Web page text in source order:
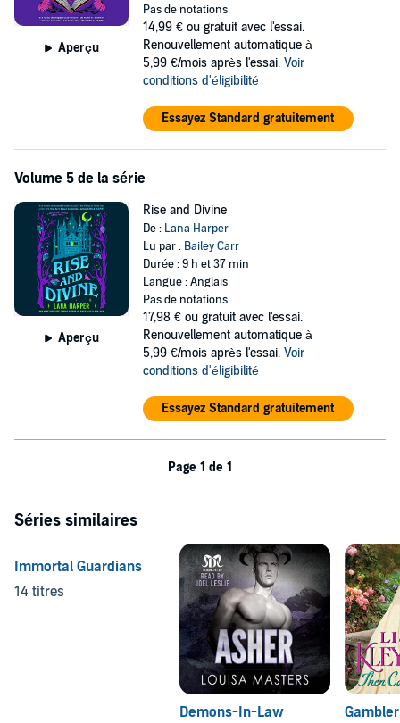
Aperçu
Pas de notations
14,99 € ou gratuit avec l'essai.
Renouvellement automatique à
5,99 €/mois après l'essai. Voir
conditions d'éligibilité
Essayez Standard gratuitement
Volume 5 de la série
Aperçu
Rise and Divine
De : Lana Harper
Lu par : Bailey Carr
Durée : 9 h et 37 min
Langue : Anglais
Pas de notations
17,98 € ou gratuit avec l'essai.
Renouvellement automatique à
5,99 €/mois après l'essai. Voir
conditions d'éligibilité
Essayez Standard gratuitement
Page 1 de 1
Séries similaires
Immortal Guardians
14 titres
Demons-In-Law